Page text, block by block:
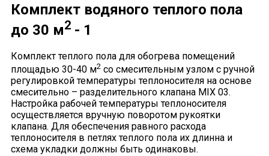
Комплект водяного теплого пола
до 30 м2- 1
Комплект теплого пола для обогрева помещений
площадью 30-40 м2со смесительным узлом с ручной
регулировкой температуры теплоносителя на основе
смесительно – разделительного клапана MIX 03.
Настройка рабочей температуры теплоносителя
осуществляется вручную поворотом рукоятки
клапана. Для обеспечения равного расхода
теплоносителя в петлях теплого пола их длинна и
схема укладки должны быть одинаковы.